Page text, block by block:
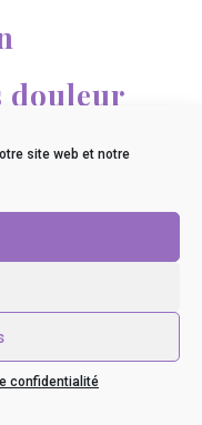
site web et notre
confidentialité
douleur
le parcours de soins du
?